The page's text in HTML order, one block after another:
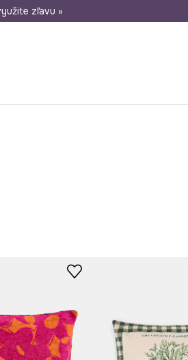
30 dní na vrátenie tovaru
zľavu »